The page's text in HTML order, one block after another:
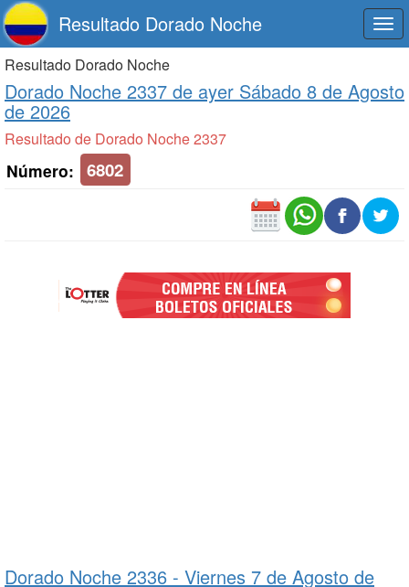
Resultado Dorado Noche
Resultado Dorado Noche
Dorado Noche 2337 de ayer Sábado 8 de Agosto
de 2026
Resultado de Dorado Noche 2337
Número: 6802
Dorado Noche 2336 - Viernes 7 de Agosto de